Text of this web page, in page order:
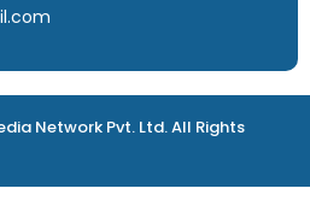
Network Pvt. Ltd. All Rights